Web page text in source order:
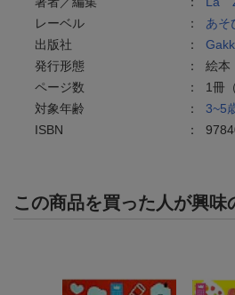
レーベル
： あそ
出版社
：
発行形態
： 絵本
ページ数
： 1冊
対象年齢
： 3~5
ISBN
：
この商品を買った人が興味